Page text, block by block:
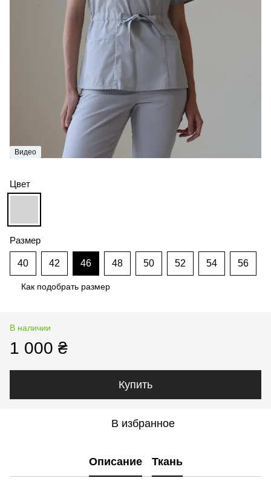
Видео
Цвет
Размер
40 42 46 48 50 52 54 56
Как подобрать размер
В наличии
1 000 ₴
Купить
В избранное
Описание Ткань